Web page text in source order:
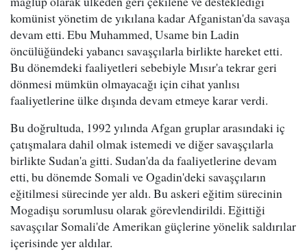
komünist yönetim de yıkılana kadar Afganistan'da savaşa
devam etti. Ebu Muhammed, Usame bin Ladin
öncülüğündeki yabancı savaşçılarla birlikte hareket etti.
Bu dönemdeki faaliyetleri sebebiyle Mısır'a tekrar geri
dönmesi mümkün olmayacağı için cihat yanlısı
faaliyetlerine ülke dışında devam etmeye karar verdi.
Bu doğrultuda, 1992 yılında Afgan gruplar arasındaki iç
çatışmalara dahil olmak istemedi ve diğer savaşçılarla
birlikte Sudan'a gitti. Sudan'da da faaliyetlerine devam
etti, bu dönemde Somali ve Ogadin'deki savaşçıların
eğitilmesi sürecinde yer aldı. Bu askeri eğitim sürecinin
Mogadişu sorumlusu olarak görevlendirildi. Eğittiği
savaşçılar Somali'de Amerikan güçlerine yönelik saldırılar
içerisinde yer aldılar.